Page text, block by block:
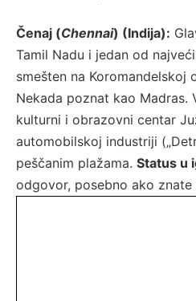
Čenaj (Chennai) (Indija):
Tamil Nadu i jedan od
smešten na Koromandelskoj
Nekada poznat kao Madras.
kulturni i obrazovni centar
automobilskoj industriji
peščanim plažama. Status u
odgovor, posebno ako